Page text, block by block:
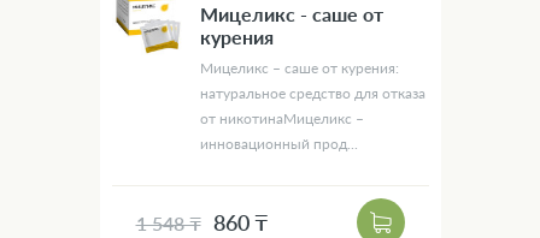
Мицеликс - саше от
курения
Мицеликс – саше от курения:
натуральное средство для отказа
от никотинаМицеликс –
инновационный прод...
1 548 ₸ 860 ₸